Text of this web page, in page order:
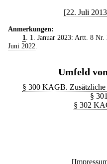
[22. Juli
Anmerkungen:
1
. 1. Januar 2023: Artt. 8
Juni 2022
Umfeld
§ 300 KAGB.
§
§ 302
[